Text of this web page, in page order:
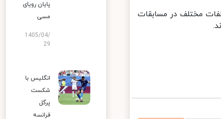
مختلف در مسابقات
پایان رویای
مسی
1405/04/
29
انگلیس با
شکست
پرگل
فرانسه